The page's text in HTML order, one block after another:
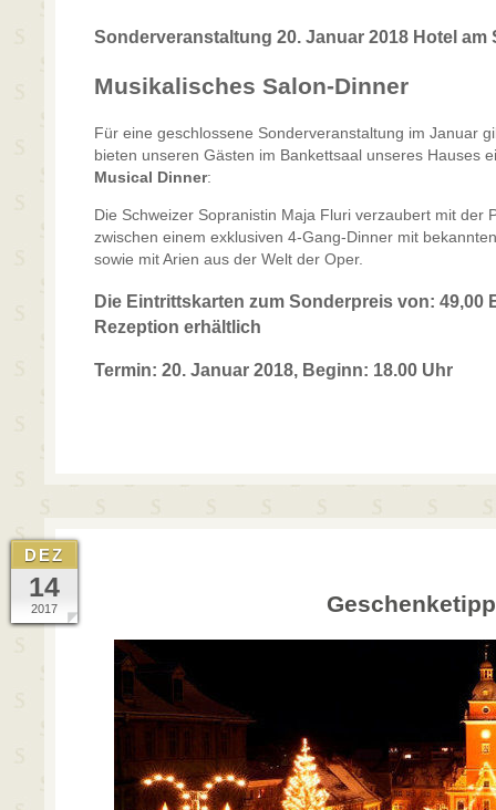
Sonderveranstaltung 20. Januar 2018 Hotel am
Musikalisches Salon-Dinner
Für eine geschlossene Sonderveranstaltung im Januar
bieten unseren Gästen im Bankettsaal unseres Hauses
Musical Dinner:
Die Schweizer Sopranistin Maja Fluri verzaubert mit der
zwischen einem exklusiven 4-Gang-Dinner mit
sowie mit Arien aus der Welt der Oper.
Die Eintrittskarten zum Sonderpreis von: 49,00
Rezeption erhältlich
Termin: 20. Januar 2018, Beginn: 18.00 Uhr
2017
14
DEZ